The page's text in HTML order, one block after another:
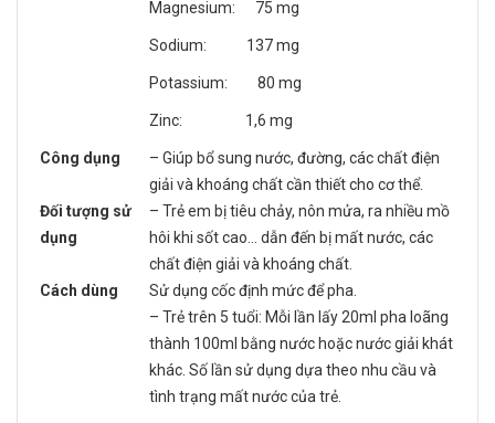
Magnesium: 75 mg
Sodium: 137 mg
Potassium: 80 mg
Zinc: 1,6 mg
Công dụng
– Giúp bổ sung nước, đường, các chất điện
giải và khoáng chất cần thiết cho cơ thể.
Đối tượng sử
dụng
– Trẻ em bị tiêu chảy, nôn mửa, ra nhiều mồ
hôi khi sốt cao… dẫn đến bị mất nước, các
chất điện giải và khoáng chất.
Cách dùng
Sử dụng cốc định mức để pha.
– Trẻ trên 5 tuổi: Mỗi lần lấy 20ml pha loãng
thành 100ml bằng nước hoặc nước giải khát
khác. Số lần sử dụng dựa theo nhu cầu và
tình trạng mất nước của trẻ.